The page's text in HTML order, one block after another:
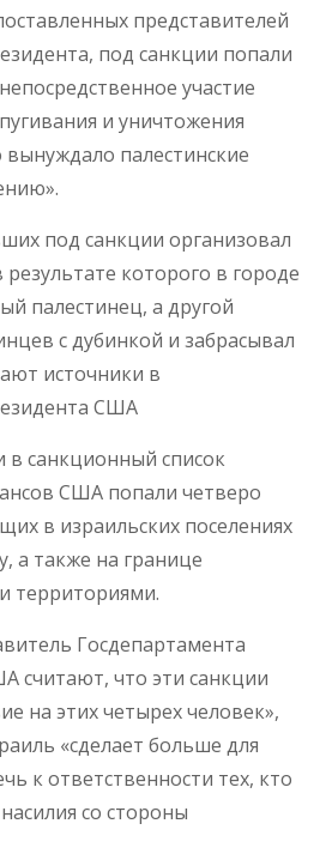
представителей
под санкции попали
участие
и уничтожения
вынуждало палестинские
под санкции организовал
результате которого в городе
палестинец, а другой
с дубинкой и забрасывал
источники в
США
санкционный список
США попали четверо
в израильских поселениях
а также на границе
территориями.
Госдепартамента
что эти санкции
на этих четырех человек»,
«сделает больше для
к ответственности тех, кто
со стороны